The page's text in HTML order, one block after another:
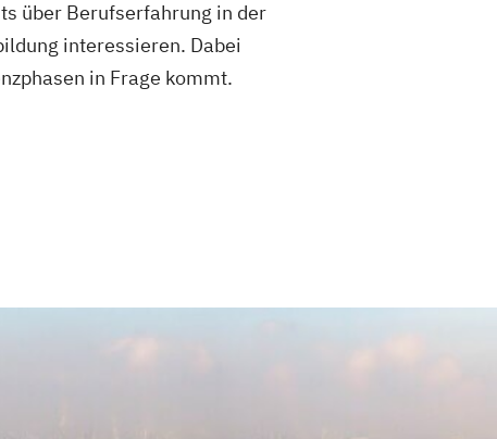
über Berufserfahrung in der
interessieren. Dabei
in Frage kommt.